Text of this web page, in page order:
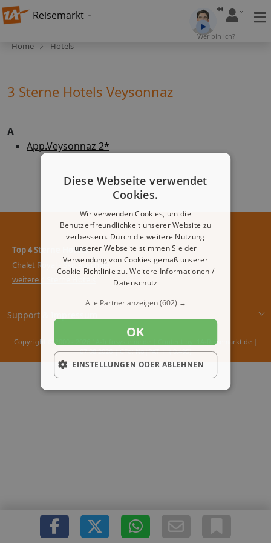
Reisemarkt
Wer bin ich?
Home Hotels
3 Sterne Hotels Veysonnaz
A
App.Veysonnaz 2*
Top 4 Sterne Hotels
Chalet Royal - Skipauschale
weitere 4 Sterne Hotels
Support & Impressum
Copyright © 2000 - 2026 1A-Infosysteme.de | Content by: 1A-Reisemarkt.de |
07.08.2026| CFo: No|PATH ( 0.495)
Diese Webseite verwendet
Cookies.
Wir verwenden Cookies, um die
Benutzerfreundlichkeit unserer Website zu
verbessern. Durch die weitere Nutzung
unserer Webseite stimmen Sie der
Verwendung von Cookies gemäß unserer
Cookie-Richtlinie zu.Weitere Informationen /
Datenschutz
Alle Partner anzeigen(602) →
OK
EINSTELLUNGEN ODER ABLEHNEN